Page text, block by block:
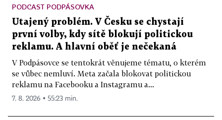
PODCAST PODPÁSOVKA
Utajený problém. V Česku se chystají
první volby, kdy sítě blokují politickou
reklamu. A hlavní oběť je nečekaná
V Podpásovce se tentokrát věnujeme tématu, o kterém
se vůbec nemluví. Meta začala blokovat politickou
reklamu na Facebooku a Instagramu a...
7. 8. 2026 ▪ 55:23 min.